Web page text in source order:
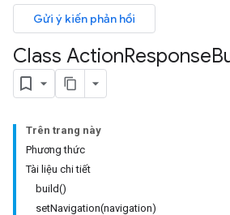
Gửi ý kiến phản hồi
Class ActionResponse
Trên trang này
Phương thức
Tài liệu chi tiết
build()
setNavigation(navigation)